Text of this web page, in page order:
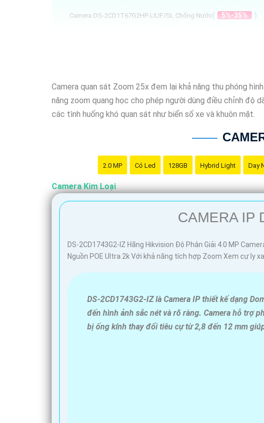
Camera DS-2CD1T67G2HP-LIUF/SL Chống Nước( 5%-35% )
Dạ chào bạn, dưới đây là một mẫu câu giới thiệu về
"Camera Kim Loại Hình ảnh sắt nét là giải pháp an ninh
đẹp mắt cùng chất lượng hình ảnh sắc nét, Camera Kim
cho gia đình và tài sản của bạn với Camera Kim Loại Hình
Hy vọng câu giới thiệu này có thể giúp bạn. Bạn có thể
Camera quan sát Zoom 25x đem lại khả năng thu phóng
năng zoom quang học cho phép người dùng điều chỉnh độ
các tình huống khó quan sát như biển số xe và khuôn mặt.
2.0 MP Có Led 128GB Hybrid Light Day
Camera Kim Loại
CAMERA IP
DS-2CD1743G2-IZ Hãng Hikvision Độ Phân Giải 4.0 MP
Nguồn POE Ultra 2k Với khả năng tích hợp Zoom Xem cự ly xa
DS-2CD1743G2-IZ là Camera IP thiết kế dạng
đến hình ảnh sắc nét và rõ ràng. Camera hỗ trợ
bị ống kính thay đổi tiêu cự từ 2,8 đến 12 mm